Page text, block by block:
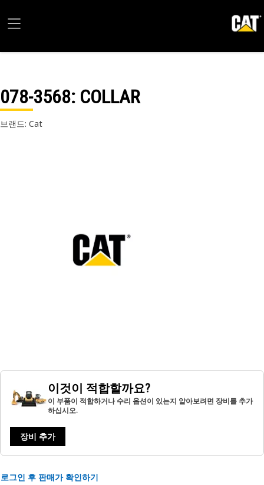
078-3568: COLLAR
브랜드: Cat
이것이 적합할까요?
이 부품이 적합하거나 수리 옵션이 있는지 알아보려면 장비를 추가
하십시오.
장비 추가
로그인 후 판매가 확인하기